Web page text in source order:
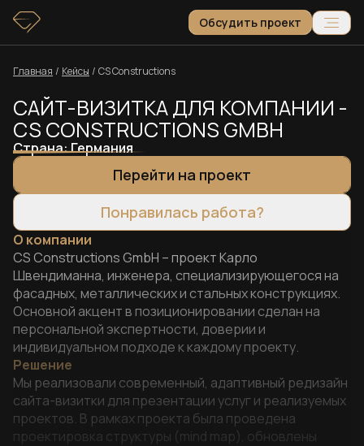
Обсудить проект
Главная / Кейсы / CS Constructions
САЙТ-ВИЗИТКА ДЛЯ КОМПАНИИ -
CS CONSTRUCTIONS GMBH
Страна:Германия
Перейти на проект
Понравилась работа?
О компании
CS Constructions GmbH – проект Карло
Швендиманна, инженера, специализирующегося на
фасадных, металлических и стальных конструкциях.
Основной акцент в позиционировании сделан на
персональной экспертности, доверии и
индивидуальном подходе к каждому проекту.
Решение
Мы реализовали современный, адаптивный редизайн
сайта-визитки для презентации услуг и реализуемых
проектов. В рамках проекта была проведена
проектировка структуры (mind map), обновлены